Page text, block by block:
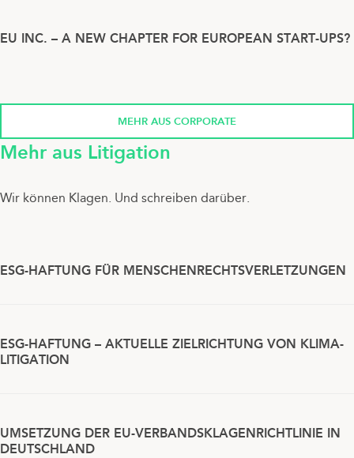
EU INC. – A NEW CHAPTER FOR EUROPEAN START-UPS?
MEHR AUS CORPORATE
Mehr aus Litigation
Wir können Klagen. Und schreiben darüber.
ESG-HAFTUNG FÜR MENSCHENRECHTSVERLETZUNGEN
ESG-HAFTUNG – AKTUELLE ZIELRICHTUNG VON KLIMA-
LITIGATION
UMSETZUNG DER EU-VERBANDSKLAGENRICHTLINIE IN
DEUTSCHLAND